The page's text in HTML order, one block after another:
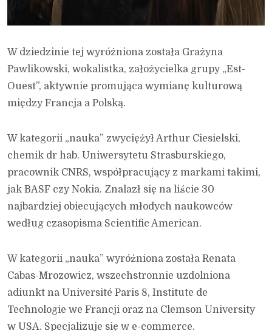
W dziedzinie tej wyróżniona została Grażyna
Pawlikowski, wokalistka, założycielka grupy „Est-
Ouest”, aktywnie promująca wymianę kulturową
między Francja a Polską.
W kategorii „nauka” zwyciężył Arthur Ciesielski,
chemik dr hab. Uniwersytetu Strasburskiego,
pracownik CNRS, współpracujący z markami takimi,
jak BASF czy Nokia. Znalazł się na liście 30
najbardziej obiecujących młodych naukowców
według czasopisma Scientific American.
W kategorii „nauka” wyróżniona została Renata
Cabas-Mrozowicz, wszechstronnie uzdolniona
adiunkt na Université Paris 8, Institute de
Technologie we Francji oraz na Clemson University
w USA. Specjalizuje się w e-commerce.